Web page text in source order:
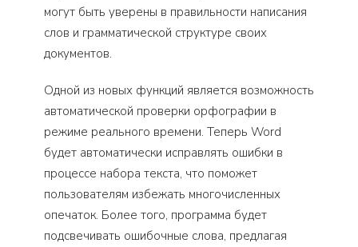
могут быть уверены в правильности написания
слов и грамматической структуре своих
документов.
Одной из новых функций является возможность
автоматической проверки орфографии в
режиме реального времени. Теперь Word
будет автоматически исправлять ошибки в
процессе набора текста, что поможет
пользователям избежать многочисленных
опечаток. Более того, программа будет
подсвечивать ошибочные слова, предлагая